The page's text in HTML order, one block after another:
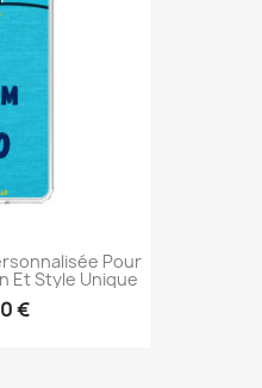
Pour
Et Style Unique
€